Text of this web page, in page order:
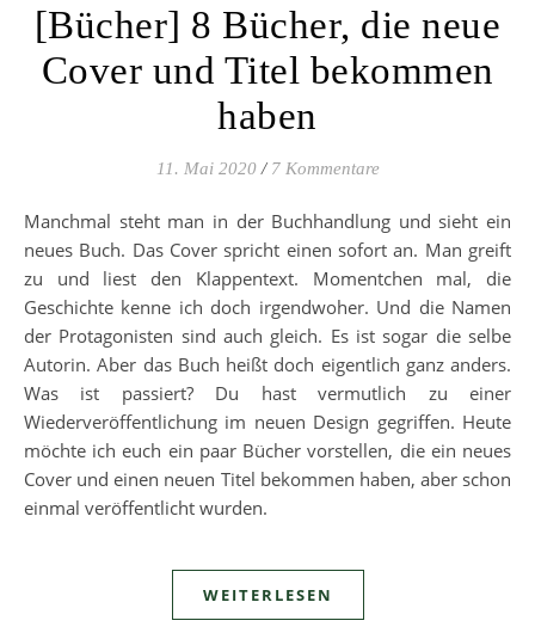
[Bücher] 8 Bücher, die neue
Cover und Titel bekommen
haben
11. Mai 2020 / 7 Kommentare
Manchmal steht man in der Buchhandlung und sieht ein
neues Buch. Das Cover spricht einen sofort an. Man greift
zu und liest den Klappentext. Momentchen mal, die
Geschichte kenne ich doch irgendwoher. Und die Namen
der Protagonisten sind auch gleich. Es ist sogar die selbe
Autorin. Aber das Buch heißt doch eigentlich ganz anders.
Was ist passiert? Du hast vermutlich zu einer
Wiederveröffentlichung im neuen Design gegriffen. Heute
möchte ich euch ein paar Bücher vorstellen, die ein neues
Cover und einen neuen Titel bekommen haben, aber schon
einmal veröffentlicht wurden.
WEITERLESEN